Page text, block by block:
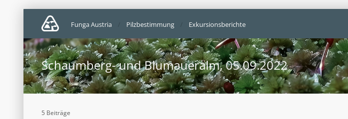
Funga Austria Pilzbestimmung Exkursionsberichte
Schaumberg- und Blumaueralm, 05.09.2022
5 Beiträge